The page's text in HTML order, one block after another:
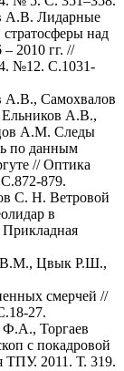
А.В. Лидарные
над
2010 гг. //
№12. С.1031-
А.В., Самохвалов
А.В.,
А.М. Следы
по данным
// Оптика
879.
С. Н. Ветровой
в
В.М., Цвык Р.Ш.,
смерчей //
27.
Торгаев
с покадровой
ТПУ. 2011. Т. 319.